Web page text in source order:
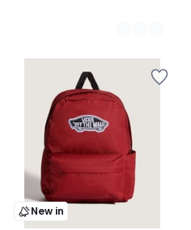
New in